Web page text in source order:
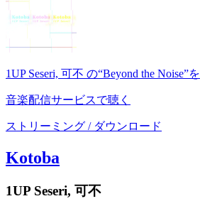
1UP Seseri, 可不 の“Beyond the Noise”を
音楽配信サービスで聴く
ストリーミング / ダウンロード
Kotoba
1UP Seseri, 可不